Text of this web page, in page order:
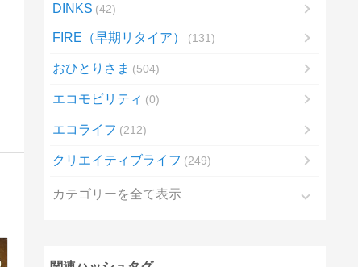
DINKS 42
FIRE（早期リタイア） 131
おひとりさま 504
エコモビリティ 0
エコライフ 212
クリエイティブライフ 249
カテゴリーを全て表示